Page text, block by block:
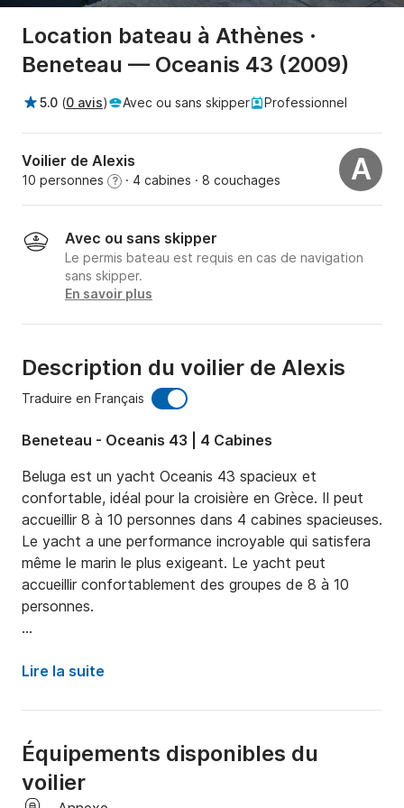
Location bateau à Athènes ·
Beneteau — Oceanis 43 (2009)
5.0 (0 avis) Avec ou sans skipper Professionnel
Voilier de Alexis
10 personnes ? · 4 cabines · 8 couchages A
Avec ou sans skipper
Le permis bateau est requis en cas de navigation
sans skipper.
En savoir plus
Description du voilier de Alexis
Traduire en Français
Beneteau - Oceanis 43 | 4 Cabines
Beluga est un yacht Oceanis 43 spacieux et
confortable, idéal pour la croisière en Grèce. Il peut
accueillir 8 à 10 personnes dans 4 cabines spacieuses.
Le yacht a une performance incroyable qui satisfera
même le marin le plus exigeant. Le yacht peut
accueillir confortablement des groupes de 8 à 10
personnes.
passer vos vacances d'été. Avec plus de 2 000 îles, la
d'eaux bleues claires et de paysages uniques. Même
en octobre et novembre, la température est assez
chaude, ce qui en fait une destination de voile unique!
Équipement supplémentaire (en option)
Lire la suite
Équipements disponibles du
voilier